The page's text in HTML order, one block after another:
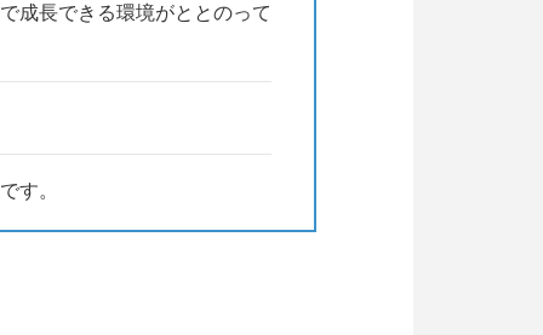
成長できる環境がととのって
す。